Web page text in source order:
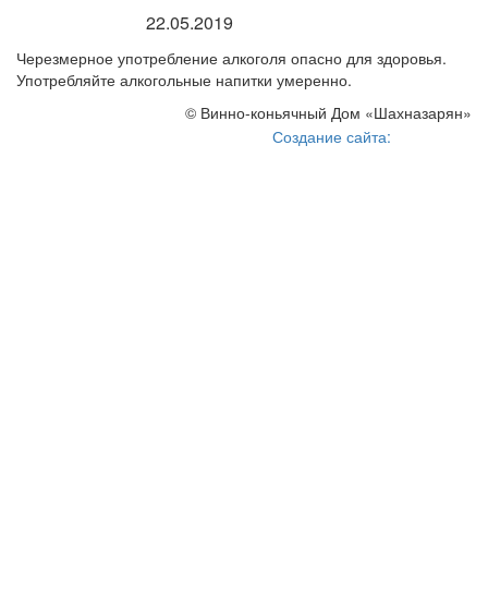
22.05.2019
Черезмерное употребление алкоголя опасно для здоровья.
Употребляйте алкогольные напитки умеренно.
© Винно-коньячный Дом «Шахназарян»
Создание сайта: